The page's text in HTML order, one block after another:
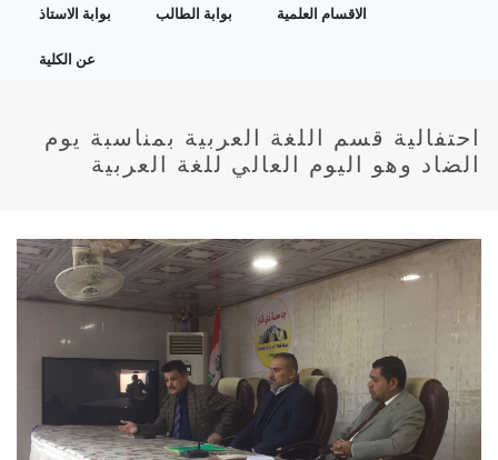
بوابة الاستاذ بوابة الطالب الاقسام العلمية
عن الكلية
احتفالية قسم اللغة العربية بمناسبة يوم
الضاد وهو اليوم العالي للغة العربية